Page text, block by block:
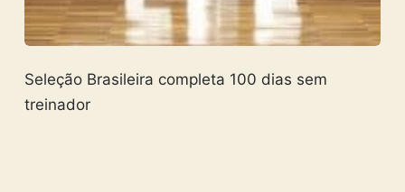
Seleção Brasileira completa 100 dias sem
treinador